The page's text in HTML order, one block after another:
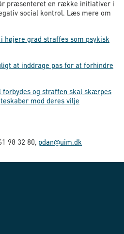
præsenteret en række initiativer i
social kontrol. Læs mere om
højere grad straffes som psykisk
at inddrage pas for at forhindre
forbydes og straffen skal skærpes
mod deres vilje
98 32 80, pdan@uim.dk